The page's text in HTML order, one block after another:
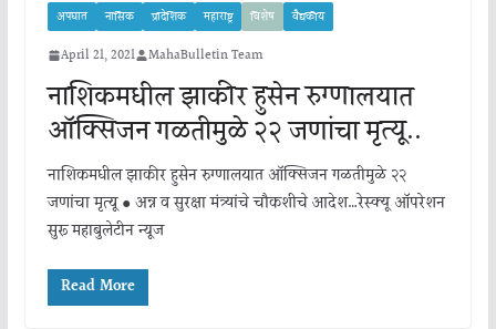
अपघात नासिक प्रादेशिक महाराष्ट्र विशेष वैद्यकीय
April 21, 2021 MahaBulletin Team
नाशिकमधील झाकीर हुसेन रुग्णालयात
ऑक्सिजन गळतीमुळे २२ जणांचा मृत्यू..
नाशिकमधील झाकीर हुसेन रुग्णालयात ऑक्सिजन गळतीमुळे २२
जणांचा मृत्यू ● अन्न व सुरक्षा मंत्र्यांचे चौकशीचे आदेश…रेस्क्यू ऑपरेशन
सुरू महाबुलेटीन न्यूज
Read More